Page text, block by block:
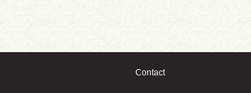
Contact